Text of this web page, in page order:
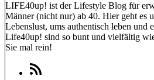
LIFE40up! ist der Lifestyle Blog für
Männer (nicht nur) ab 40. Hier geht es
Lebenslust, ums authentisch leben und
Life40up! sind so bunt und vielfältig
Sie mal rein!